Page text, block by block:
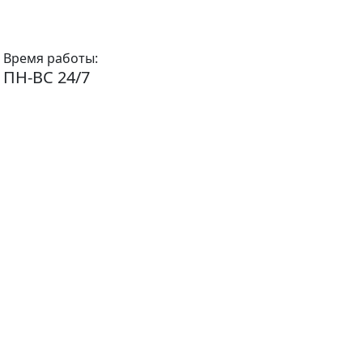
Время работы:
ПН-ВС 24/7